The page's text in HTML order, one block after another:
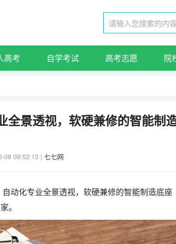
高考 自学考试 高考志愿 院
全景透视，软硬兼修的智能制
08 09:52:13 | 七七网
动化专业全景透视，软硬兼修的智能制造底座
。